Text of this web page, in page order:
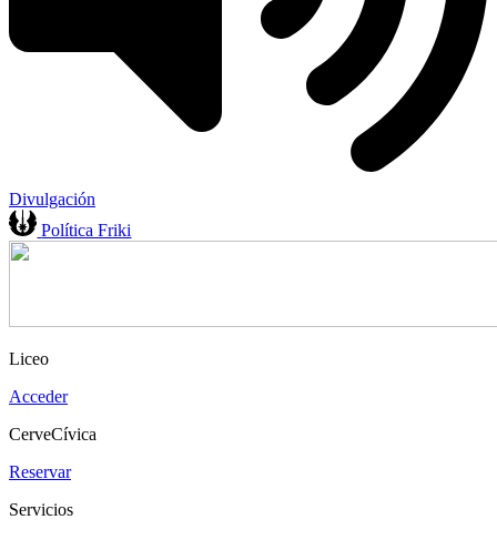
Divulgación
Política Friki
Liceo
Acceder
CerveCívica
Reservar
Servicios